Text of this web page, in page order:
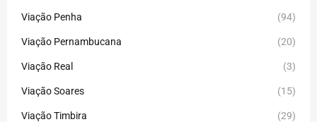
Viação Penha (94)
Viação Pernambucana (20)
Viação Real (3)
Viação Soares (15)
Viação Timbira (29)